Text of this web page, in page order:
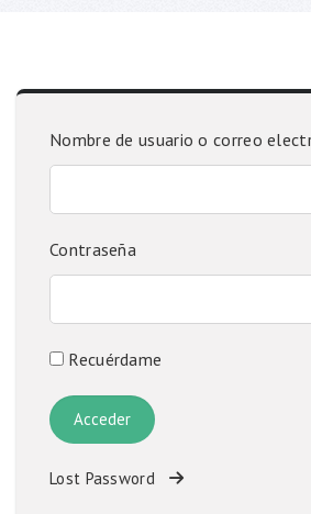
Nombre de usuario o correo
Contraseña
Recuérdame
Lost Password